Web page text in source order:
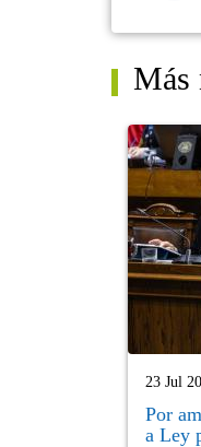
Más
23 Jul
Por
a Ley